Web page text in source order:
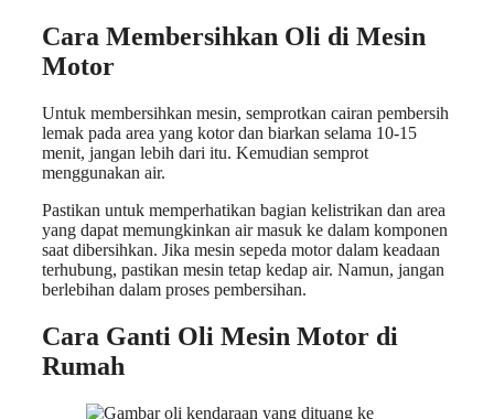
Cara Membersihkan Oli di Mesin
Motor
Untuk membersihkan mesin, semprotkan cairan pembersih
lemak pada area yang kotor dan biarkan selama 10-15
menit, jangan lebih dari itu. Kemudian semprot
menggunakan air.
Pastikan untuk memperhatikan bagian kelistrikan dan area
yang dapat memungkinkan air masuk ke dalam komponen
saat dibersihkan. Jika mesin sepeda motor dalam keadaan
terhubung, pastikan mesin tetap kedap air. Namun, jangan
berlebihan dalam proses pembersihan.
Cara Ganti Oli Mesin Motor di
Rumah